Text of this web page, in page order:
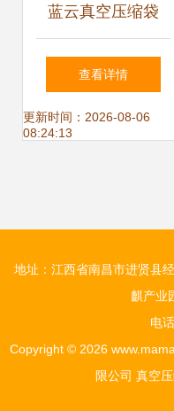
蓝云真空压缩袋
50*60透明款英文
包装，高效收纳的
查看详情
更新时间：2026-08-06
08:24:13
地址：江西省南昌市进贤县
麒产业
电
Copyright © 2026
限公司 真空